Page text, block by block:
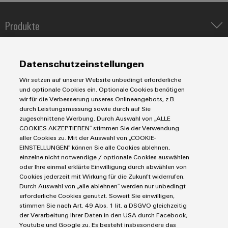
Weidmüller
Configurator
Digital
Engineering
auf einem
neuen Niveau
‒ intuitiv,
unkompliziert,
schnell
Produkte
Koppelrelais
Leiterplattensteckverbinder und Leiterplattenklemmen
Markierungssysteme
Reihenklemmen
Stromversorgungen
Industrial IoT
Industrial Security
Single Pair Ethernet
Smart Metering
SNAP IN Anschlusstechnologie
Workplace Solutions
Service
Connectivity Consulting
eShop / Digitale Bestellmöglichkeiten
Engineering-Daten
PCB Connector Services
Support Center
Technische Produktkataloge
Weidmüller Configurator
Industrien
Datencenter
Gerätehersteller
Maschinenbau
Photovoltaik
Wasserstoff
Weidmüller Industry Match
Windenergie
Impressum
Einkaufs- /Lieferanteninformationen
Datenschutzerklärung
Cookie Richtlinie
Cookie Einstellungen
Datenschutzeinstellungen
Wir setzen auf unserer Website unbedingt erforderliche
und optionale Cookies ein. Optionale Cookies benötigen
wir für die Verbesserung unseres Onlineangebots, z.B.
durch Leistungsmessung sowie durch auf Sie
zugeschnittene Werbung. Durch Auswahl von „ALLE
COOKIES AKZEPTIEREN“ stimmen Sie der Verwendung
aller Cookies zu. Mit der Auswahl von „COOKIE-
EINSTELLUNGEN“ können Sie alle Cookies ablehnen,
einzelne nicht notwendige / optionale Cookies auswählen
oder Ihre einmal erklärte Einwilligung durch abwählen von
Cookies jederzeit mit Wirkung für die Zukunft widerrufen.
Durch Auswahl von „alle ablehnen“ werden nur unbedingt
erforderliche Cookies genutzt. Soweit Sie einwilligen,
stimmen Sie nach Art. 49 Abs. 1 lit. a DSGVO gleichzeitig
der Verarbeitung Ihrer Daten in den USA durch Facebook,
Youtube und Google zu. Es besteht insbesondere das